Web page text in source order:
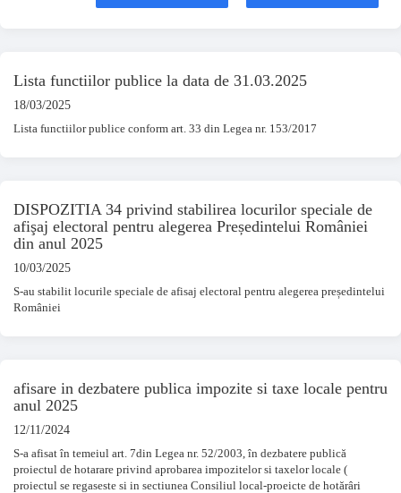
Lista functiilor publice la data de 31.03.2025
18/03/2025
Lista functiilor publice conform art. 33 din Legea nr. 153/2017
DISPOZITIA 34 privind stabilirea locurilor speciale de
afişaj electoral pentru alegerea Președintelui României
din anul 2025
10/03/2025
S-au stabilit locurile speciale de afisaj electoral pentru alegerea președintelui
României
afisare in dezbatere publica impozite si taxe locale pentru
anul 2025
12/11/2024
S-a afisat în temeiul art. 7din Legea nr. 52/2003, în dezbatere publică
proiectul de hotarare privind aprobarea impozitelor si taxelor locale (
proiectul se regaseste si in sectiunea Consiliul local-proeicte de hotărâri